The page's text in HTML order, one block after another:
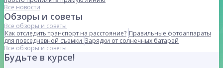
Все новости
Обзоры и советы
Все обзоры и советы
Как отследить транспорт на расстояние? Правильные фотоаппараты
для повседневной съемки Зарядки от солнечных батарей
Все обзоры и советы
Будьте в курсе!